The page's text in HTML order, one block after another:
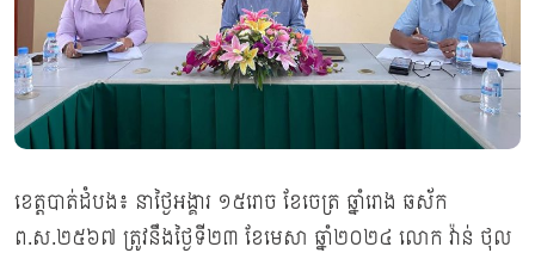
ខេត្តបាត់ដំបង៖ នាថ្ងៃអង្គារ ១៥រោច ខែចេត្រ ឆ្នាំរោង ឆស័ក
ព.ស.២៥៦៧ ត្រូវនឹងថ្ងៃទី២៣ ខែមេសា ឆ្នាំ២០២៤ លោក វ៉ាន់ ថុល